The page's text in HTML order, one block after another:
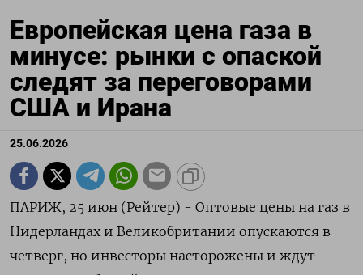
Европейская цена газа в
минусе: рынки с опаской
следят за переговорами
США и Ирана
25.06.2026
ПАРИЖ, 25 июн (Рейтер) - Оптовые цены на газ в
Нидерландах и Великобритании опускаются в
четверг, но инвесторы насторожены и ждут